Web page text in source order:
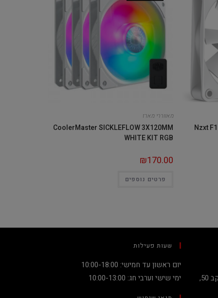
Nzxt
מאווררי מארז
CoolerMaster SICKLEFLOW 3X120MM
WHITE KIT RGB
₪170.00
פרטים נוספים
קניון מגדלי העיר קומה 2, שדרות יעקב 50,
שעות פעילות
יום ראשון עד חמישי: 10:00-18:00
ימי שישי וערבי חג: 10:00-13:00